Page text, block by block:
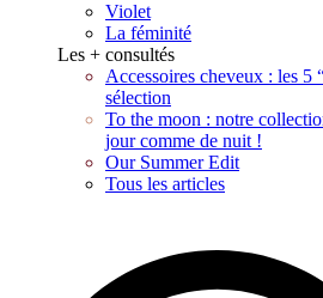
Violet
La féminité
Les + consultés
Accessoires cheveux : les 5
sélection
To the moon : notre
jour comme de nuit !
Our Summer Edit
Tous les articles